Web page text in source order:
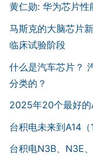
黄仁勋: 华为芯片
马斯克的大脑芯片
临床试验阶段
什么是汽车芯片？
分类的？
2025年20个最好的
台积电未来到A14
台积电N3B、N3E